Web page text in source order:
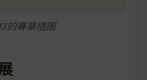
的專業插圖